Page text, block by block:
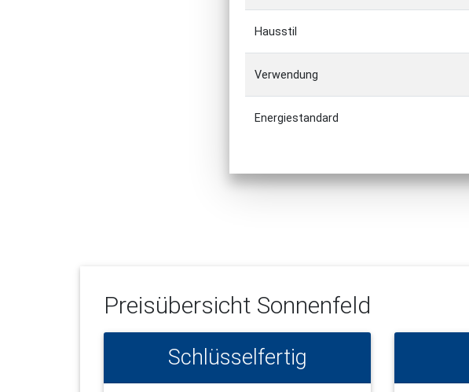
Hausstil
Verwendung
Energiestandard
Preisübersicht Sonnenfeld
Schlüsselfertig